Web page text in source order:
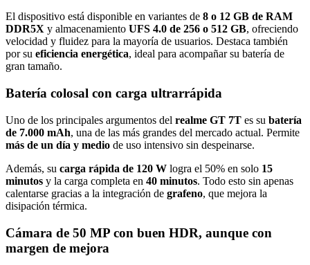
El dispositivo está disponible en variantes de 8 o 12 GB de RAM
DDR5X y almacenamiento UFS 4.0 de 256 o 512 GB, ofreciendo
velocidad y fluidez para la mayoría de usuarios. Destaca también
por su eficiencia energética, ideal para acompañar su batería de
gran tamaño.
Batería colosal con carga ultrarrápida
Uno de los principales argumentos del realme GT 7T es su batería
de 7.000 mAh, una de las más grandes del mercado actual. Permite
más de un día y medio de uso intensivo sin despeinarse.
Además, su carga rápida de 120 W logra el 50% en solo 15
minutos y la carga completa en 40 minutos. Todo esto sin apenas
calentarse gracias a la integración de grafeno, que mejora la
disipación térmica.
Cámara de 50 MP con buen HDR, aunque con
margen de mejora